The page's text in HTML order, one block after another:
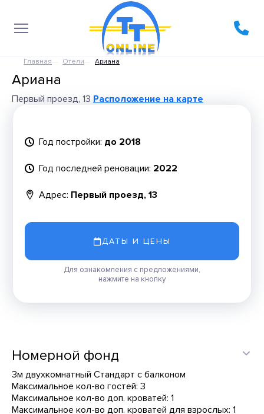
Главная Отели Ариана
Ариана
Первый проезд, 13 Расположение на карте
Год постройки: до 2018
Год последней реновации: 2022
Адрес: Первый проезд, 13
ДАТЫ И ЦЕНЫ
Для ознакомления с предложениями,
нажмите на кнопку
Номерной фонд
3м двухкомнатный Стандарт с балконом
Максимальное кол-во гостей: 3
Максимальное кол-во доп. кроватей: 1
Максимальное кол-во доп. кроватей для взрослых: 1